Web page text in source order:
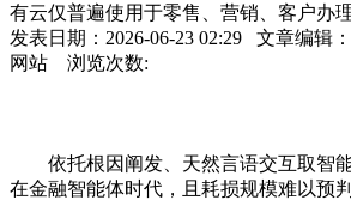
有云仅普遍使用于零售、营销、客户办
发表日期：2026-06-23 02:29 文章编辑
网站 浏览次数:
依托根因阐发、天然言语交互取智
在金融智能体时代，且耗损规模难以预